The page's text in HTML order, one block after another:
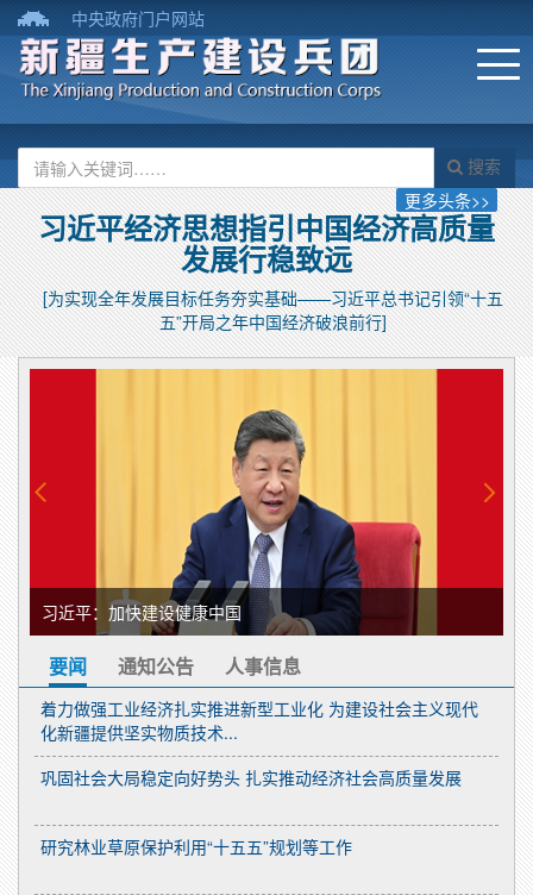
中央政府门户网站
搜索
更多头条>>
习近平经济思想指引中国经济高质量
发展行稳致远
[为实现全年发展目标任务夯实基础——习近平总书记引领“十五
五”开局之年中国经济破浪前行]
习近平：加快建设健康中国
要闻 通知公告 人事信息
着力做强工业经济扎实推进新型工业化 为建设社会主义现代
化新疆提供坚实物质技术...
巩固社会大局稳定向好势头 扎实推动经济社会高质量发展
研究林业草原保护利用“十五五”规划等工作